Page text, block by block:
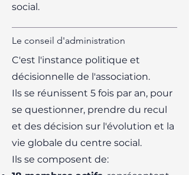
social.
Le conseil d'administration
C'est l'instance politique et
décisionnelle de l'association.
Ils se réunissent 5 fois par an, pour
se questionner, prendre du recul
et des décision sur l'évolution et la
vie globale du centre social.
Ils se composent de: